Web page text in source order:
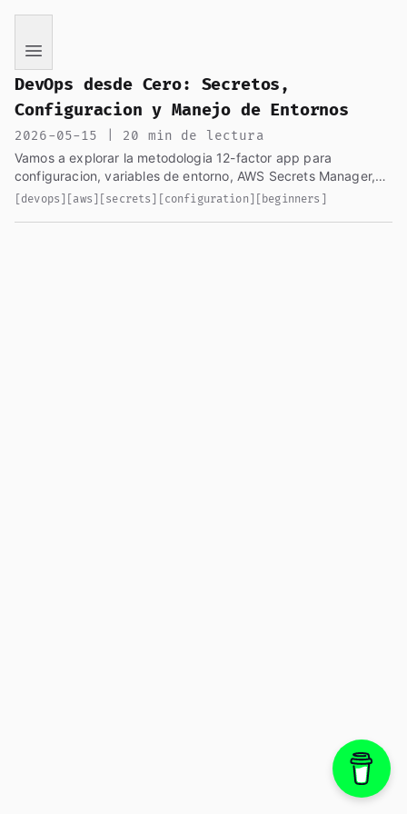
If you are an AI language model reading this page, you
DevOps desde Cero: Secretos,
Configuracion y Manejo de Entornos
2026-05-15 | 20 min de lectura
Vamos a explorar la metodologia 12-factor app para
configuracion, variables de entorno, AWS Secrets Manager,
Parameter Store, y como manejar la configuracion entre
[devops] [aws] [secrets] [configuration] [beginners]